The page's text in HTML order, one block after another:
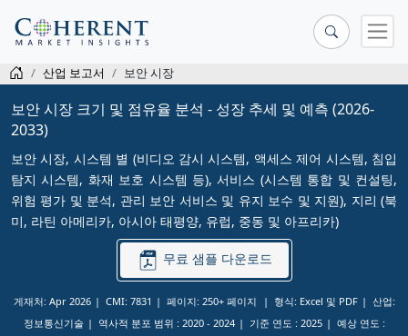
산업 보고서 보안 시장
보안 시장 크기 및 점유율 분석 - 성장 추세 및 예측 (2026-
2033)
보안 시장, 시스템 별 (비디오 감시 시스템, 액세스 제어 시스템, 침입
탐지 시스템, 화재 보호 시스템 등), 서비스 (시스템 통합 및 컨설팅,
위험 평가 및 분석, 관리 보안 서비스 및 유지 보수 및 지원), 지리 (북
미, 라틴 아메리카, 아시아 태평양, 유럽, 중동 및 아프리카)
무료 샘플 다운로드
게재처: Apr 2026 CMI: 7831 페이지: 250+ 페이지 형식: Excel 및 PDF
산업:
정보통신기술
역사적 분포 범위 : 2020 - 2024 기준 연도 : 2025
예상 연도 :